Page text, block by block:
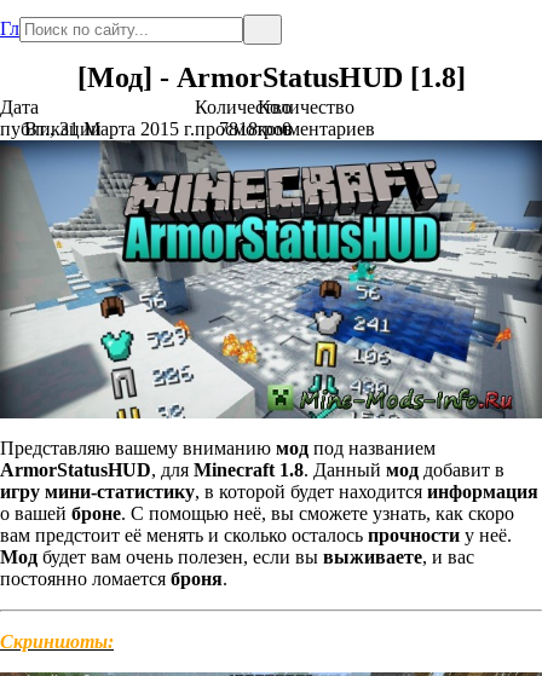
Главная
[Мод] - ArmorStatusHUD [1.8]
Дата
публикации
Вт., 31 Марта 2015 г.
Количество
просмотров
7818
Количество
комментариев
0
Представляю вашему вниманию мод под названием
ArmorStatusHUD, для Minecraft 1.8. Данный мод добавит в
игру мини-статистику, в которой будет находится информация
о вашей броне. С помощью неё, вы сможете узнать, как скоро
вам предстоит её менять и сколько осталось прочности у неё.
Мод будет вам очень полезен, если вы выживаете, и вас
постоянно ломается броня.
Скриншоты: